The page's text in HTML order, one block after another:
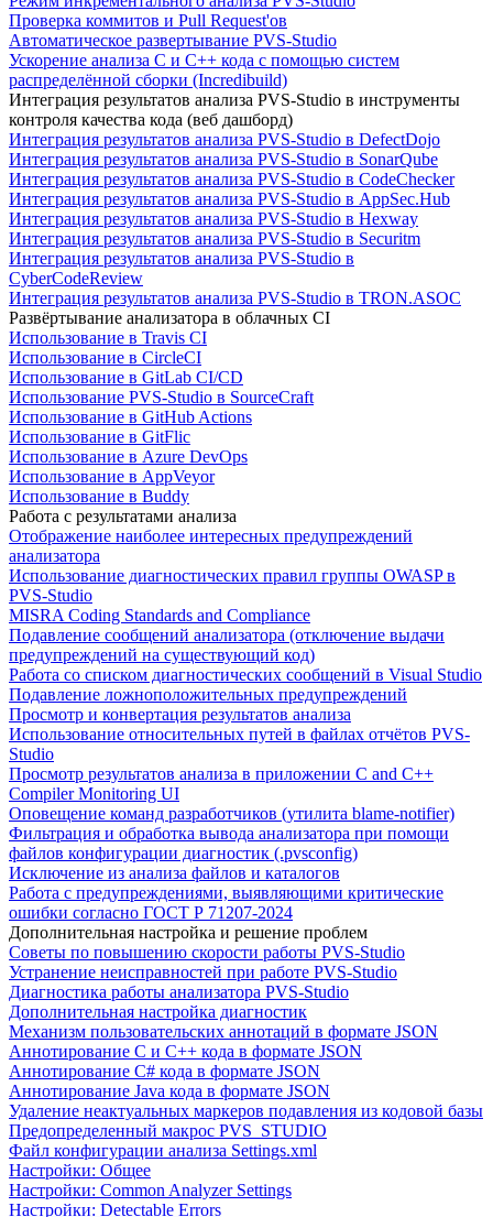
Проверка коммитов и Pull Request'ов
Автоматическое развертывание PVS-Studio
Ускорение анализа C и C++ кода с помощью систем
распределённой сборки (Incredibuild)
Интеграция результатов анализа PVS-Studio в инструменты
контроля качества кода (веб дашборд)
Интеграция результатов анализа PVS-Studio в DefectDojo
Интеграция результатов анализа PVS-Studio в SonarQube
Интеграция результатов анализа PVS-Studio в CodeChecker
Интеграция результатов анализа PVS-Studio в AppSec.Hub
Интеграция результатов анализа PVS-Studio в Hexway
Интеграция результатов анализа PVS-Studio в Securitm
Интеграция результатов анализа PVS-Studio в
CyberCodeReview
Интеграция результатов анализа PVS-Studio в TRON.ASOC
Развёртывание анализатора в облачных CI
Использование в Travis CI
Использование в CircleCI
Использование в GitLab CI/CD
Использование PVS-Studio в SourceCraft
Использование в GitHub Actions
Использование в GitFlic
Использование в Azure DevOps
Использование в AppVeyor
Использование в Buddy
Работа с результатами анализа
Отображение наиболее интересных предупреждений
анализатора
Использование диагностических правил группы OWASP в
PVS-Studio
MISRA Coding Standards and Compliance
Подавление сообщений анализатора (отключение выдачи
предупреждений на существующий код)
Работа со списком диагностических сообщений в Visual Studio
Подавление ложноположительных предупреждений
Просмотр и конвертация результатов анализа
Использование относительных путей в файлах отчётов PVS-
Studio
Просмотр результатов анализа в приложении C and C++
Compiler Monitoring UI
Оповещение команд разработчиков (утилита blame-notifier)
Фильтрация и обработка вывода анализатора при помощи
файлов конфигурации диагностик (.pvsconfig)
Исключение из анализа файлов и каталогов
Работа с предупреждениями, выявляющими критические
ошибки согласно ГОСТ Р 71207-2024
Дополнительная настройка и решение проблем
Советы по повышению скорости работы PVS-Studio
Устранение неисправностей при работе PVS-Studio
Диагностика работы анализатора PVS-Studio
Дополнительная настройка диагностик
Механизм пользовательских аннотаций в формате JSON
Аннотирование C и C++ кода в формате JSON
Аннотирование C# кода в формате JSON
Аннотирование Java кода в формате JSON
Удаление неактуальных маркеров подавления из кодовой базы
Предопределенный макрос PVS_STUDIO
Файл конфигурации анализа Settings.xml
Настройки: Общее
Настройки: Common Analyzer Settings
Настройки: Detectable Errors